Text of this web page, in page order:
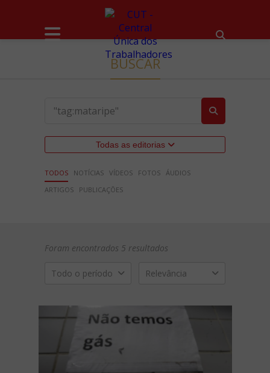
BUSCAR
Todas as editorias
TODOS NOTÍCIAS VÍDEOS FOTOS ÁUDIOS
ARTIGOS
PUBLICAÇÕES
Foram encontrados 5 resultados
Todo o período Relevância